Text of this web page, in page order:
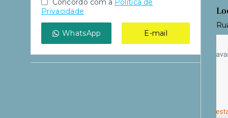
Concordo com a Política de
Privacidade
WhatsApp E-mail